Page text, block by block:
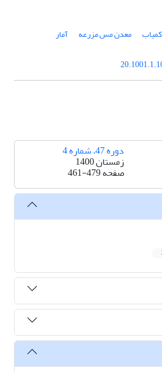
معدن مس مزرعه آمار
دوره 47، شماره 4
زمستان 1400
صفحه461-479